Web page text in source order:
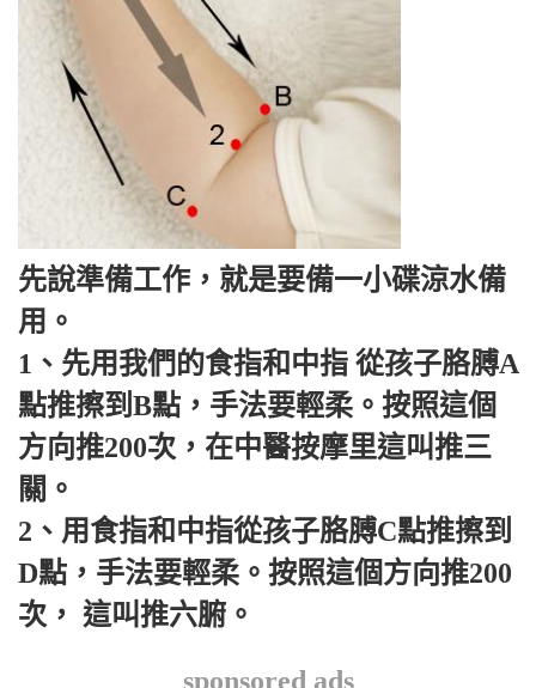
先說準備工作，就是要備一小碟涼水備
用。
1、先用我們的食指和中指 從孩子胳膊A
點推擦到B點，手法要輕柔。按照這個
方向推200次，在中醫按摩里這叫推三
關。
2、用食指和中指從孩子胳膊C點推擦到
D點，手法要輕柔。按照這個方向推200
次， 這叫推六腑。
sponsored ads